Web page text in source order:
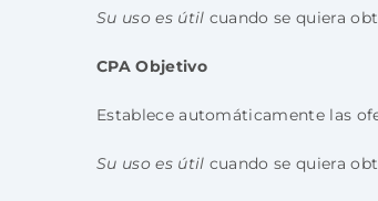
Su uso es útil cuando se quiera
CPA Objetivo
Establece automáticamente las
Su uso es útil cuando se quiera